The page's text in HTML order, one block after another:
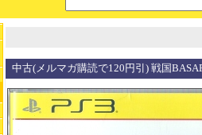
中古(メルマガ購読で120円引) 戦国